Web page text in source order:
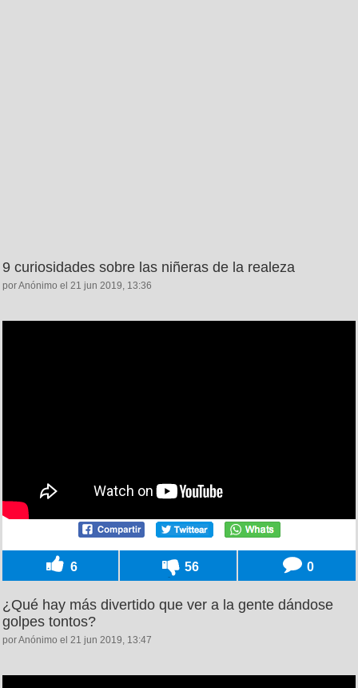
9 curiosidades sobre las niñeras de la realeza
por Anónimo el 21 jun 2019, 13:36
6 56 0
¿Qué hay más divertido que ver a la gente dándose
golpes tontos?
por Anónimo el 21 jun 2019, 13:47